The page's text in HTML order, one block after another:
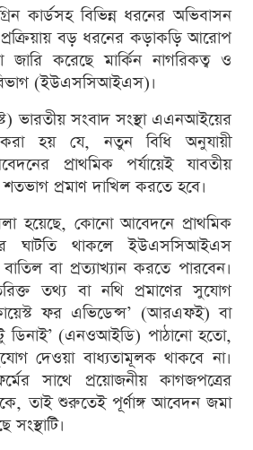
কার্ডসহ বিভিন্ন ধরনের অভিবাসন
বড় ধরনের কড়াকড়ি আরোপ
করেছে মার্কিন নাগরিকত্ব ও
(ইউএসসিআইএস)।
ভারতীয় সংবাদ সংস্থা এএনআইয়ের
করা হয় যে, নতুন বিধি অনুযায়ী
প্রাথমিক পর্যায়েই যাবতীয়
প্রমাণ দাখিল করতে হবে।
হয়েছে, কোনো আবেদনে প্রাথমিক
ঘাটতি থাকলে ইউএসসিআইএস
বা প্রত্যাখ্যান করতে পারবেন।
তথ্য বা নথি প্রমাণের সুযোগ
ফর এভিডেন্স’ (আরএফই) বা
ডিনাই’ (এনওআইডি) পাঠানো হতো,
দেওয়া বাধ্যতামূলক থাকবে না।
সাথে প্রয়োজনীয় কাগজপত্রের
তাই শুরুতেই পূর্ণাঙ্গ আবেদন জমা
সংস্থাটি।